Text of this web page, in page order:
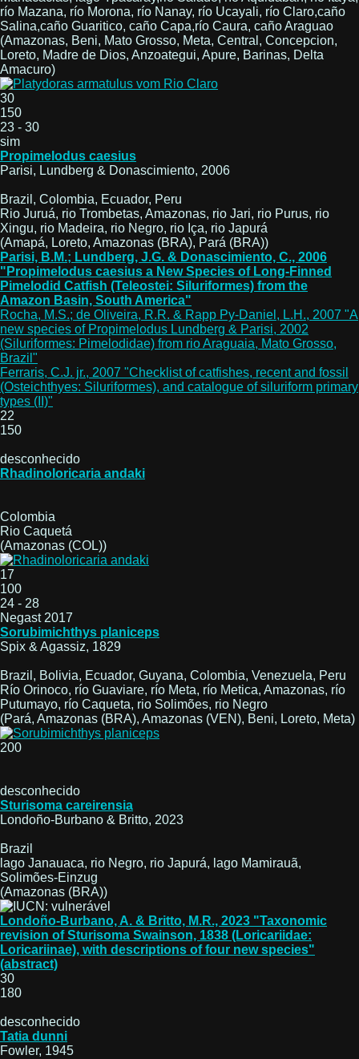
río Mazana, río Morona, río Nanay, río Ucayali, río Claro,caño
Salina,caño Guaritico, caño Capa,río Caura, caño Araguao
(Amazonas, Beni, Mato Grosso, Meta, Central, Concepcion,
Loreto, Madre de Dios, Anzoategui, Apure, Barinas, Delta
Amacuro)
30
150
23 - 30
sim
Propimelodus caesius
Parisi, Lundberg & Donascimiento, 2006
Brazil, Colombia, Ecuador, Peru
Rio Juruá, rio Trombetas, Amazonas, rio Jari, rio Purus, rio
Xingu, rio Madeira, rio Negro, rio Iça, rio Japurá
(Amapá, Loreto, Amazonas (BRA), Pará (BRA))
Parisi, B.M.; Lundberg, J.G. & Donascimiento, C., 2006
"Propimelodus caesius a New Species of Long-Finned
Pimelodid Catfish (Teleostei: Siluriformes) from the
Amazon Basin, South America"
Rocha, M.S.; de Oliveira, R.R. & Rapp Py-Daniel, L.H., 2007 "A
new species of Propimelodus Lundberg & Parisi, 2002
(Siluriformes: Pimelodidae) from rio Araguaia, Mato Grosso,
Brazil"
Ferraris, C.J. jr., 2007 "Checklist of catfishes, recent and fossil
(Osteichthyes: Siluriformes), and catalogue of siluriform primary
types (II)"
22
150
desconhecido
Rhadinoloricaria andaki
Colombia
Rio Caquetá
(Amazonas (COL))
17
100
24 - 28
Negast 2017
Sorubimichthys planiceps
Spix & Agassiz, 1829
Brazil, Bolivia, Ecuador, Guyana, Colombia, Venezuela, Peru
Río Orinoco, río Guaviare, río Meta, río Metica, Amazonas, río
Putumayo, río Caqueta, rio Solimões, rio Negro
(Pará, Amazonas (BRA), Amazonas (VEN), Beni, Loreto, Meta)
200
desconhecido
Sturisoma careirensia
Londoño-Burbano & Britto, 2023
Brazil
lago Janauaca, rio Negro, rio Japurá, lago Mamirauã,
Solimões-Einzug
(Amazonas (BRA))
Londoño-Burbano, A. & Britto, M.R., 2023 "Taxonomic
revision of Sturisoma Swainson, 1838 (Loricariidae:
Loricariinae), with descriptions of four new species"
(abstract)
30
180
desconhecido
Tatia dunni
Fowler, 1945